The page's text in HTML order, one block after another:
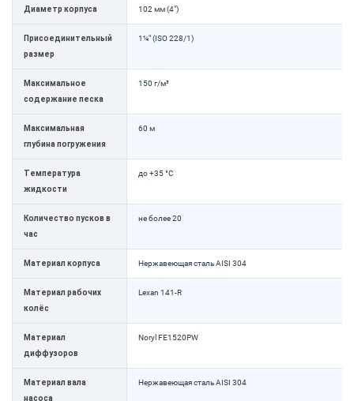
Диаметр корпуса 102 мм (4")
Присоединительный
размер
1¼" (ISO 228/1)
Максимальное
содержание песка
150 г/м³
Максимальная
глубина погружения
60 м
Температура
жидкости
до +35 °C
Количество пусков в
час
не более 20
Материал корпуса Нержавеющая сталь AISI 304
Материал рабочих
колёс
Lexan 141-R
Материал
диффузоров
Noryl FE1520PW
Материал вала
насоса
Нержавеющая сталь AISI 304